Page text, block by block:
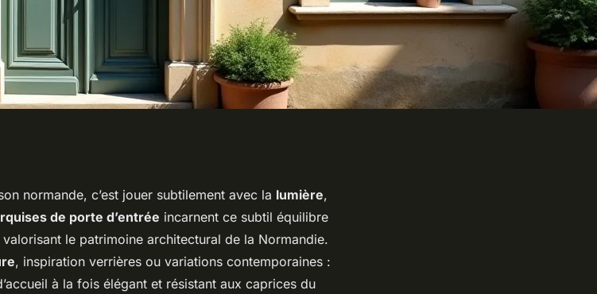
avec une
normande, c’est jouer subtilement avec la lumière,
de porte d’entrée incarnent ce subtil équilibre
le patrimoine architectural de la Normandie.
, inspiration verrières ou variations contemporaines :
à la fois élégant et résistant aux caprices du